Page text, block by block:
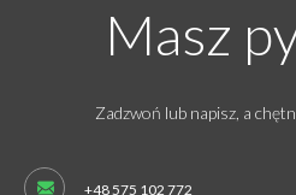
Masz
Zadzwoń lub napisz, a
+48 575 102 772